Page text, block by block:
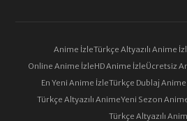
Anime İzleTürkçe Altyazılı Anime
Online Anime İzleHD Anime İzleÜcretsiz
En Yeni Anime İzleTürkçe Dublaj Anime
Türkçe Altyazılı AnimeYeni Sezon
Türkçe Altyazılı